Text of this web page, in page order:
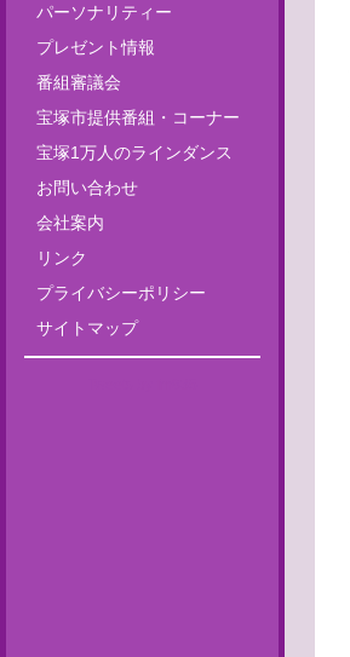
パーソナリティー
プレゼント情報
番組審議会
宝塚市提供番組・コーナー
宝塚1万人のラインダンス
お問い合わせ
会社案内
リンク
プライバシーポリシー
サイトマップ